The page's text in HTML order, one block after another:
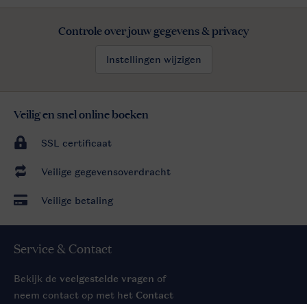
Controle over jouw gegevens & privacy
Instellingen wijzigen
Veilig en snel online boeken
SSL certificaat
Veilige gegevensoverdracht
Veilige betaling
Service & Contact
Bekijk de veelgestelde vragen of
neem contact op met het Contact